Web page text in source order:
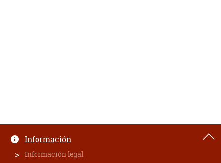
Información
Información legal